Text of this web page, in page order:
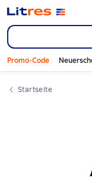
Promo-Code
Startseite
Слайдер с книгами
Слайдер с книгами